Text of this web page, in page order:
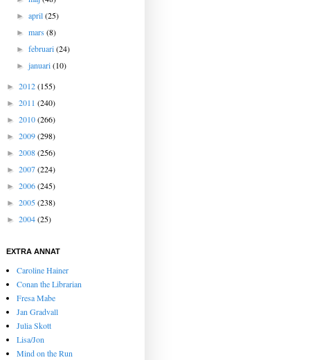
►april(25)
►mars(8)
►februari(24)
►januari(10)
► 2012(155)
► 2011 (240)
► 2010(266)
► 2009(298)
► 2008(256)
► 2007(224)
► 2006(245)
► 2005(238)
► 2004(25)
EXTRA ANNAT
Caroline Hainer
Conan the Librarian
Fresa Mabe
Jan Gradvall
Julia Skott
Lisa/Jon
Mind on the Run